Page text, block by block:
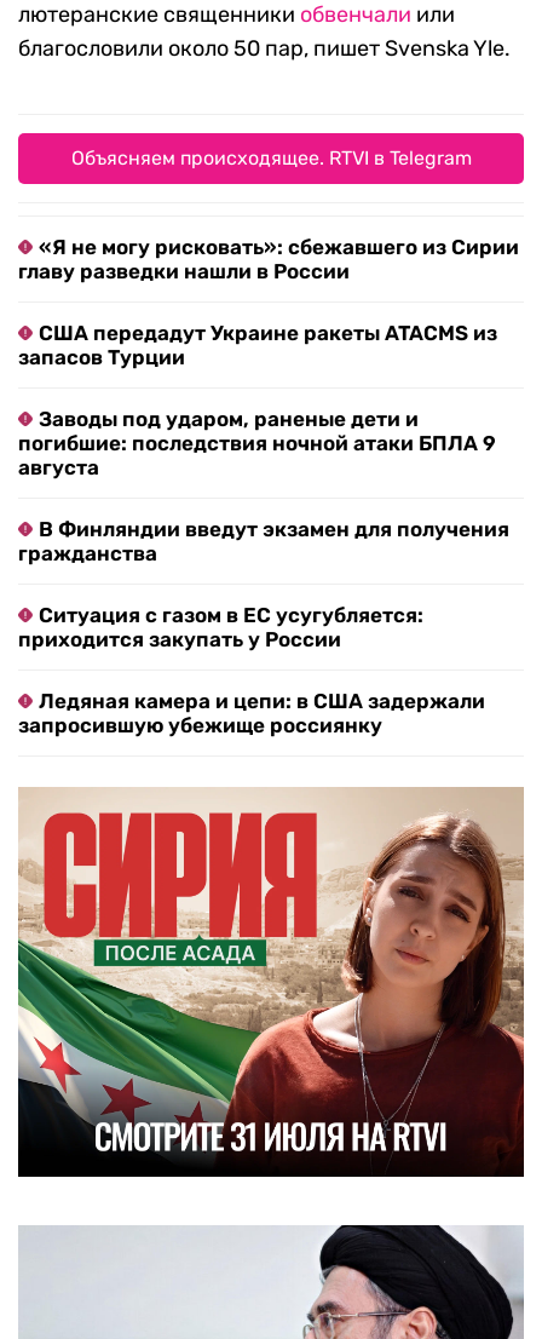
лютеранские священники обвенчали или
благословили около 50 пар, пишет Svenska Yle.
Объясняем происходящее. RTVI в Telegram
«Я не могу рисковать»: сбежавшего из Сирии
главу разведки нашли в России
США передадут Украине ракеты ATACMS из
запасов Турции
Заводы под ударом, раненые дети и
погибшие: последствия ночной атаки БПЛА 9
августа
В Финляндии введут экзамен для получения
гражданства
Ситуация с газом в ЕС усугубляется:
приходится закупать у России
Ледяная камера и цепи: в США задержали
запросившую убежище россиянку